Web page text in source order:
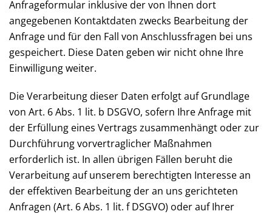
Anfrageformular inklusive der von Ihnen dort
angegebenen Kontaktdaten zwecks Bearbeitung der
Anfrage und für den Fall von Anschlussfragen bei uns
gespeichert. Diese Daten geben wir nicht ohne Ihre
Einwilligung weiter.
Die Verarbeitung dieser Daten erfolgt auf Grundlage
von Art. 6 Abs. 1 lit. b DSGVO, sofern Ihre Anfrage mit
der Erfüllung eines Vertrags zusammenhängt oder zur
Durchführung vorvertraglicher Maßnahmen
erforderlich ist. In allen übrigen Fällen beruht die
Verarbeitung auf unserem berechtigten Interesse an
der effektiven Bearbeitung der an uns gerichteten
Anfragen (Art. 6 Abs. 1 lit. f DSGVO) oder auf Ihrer